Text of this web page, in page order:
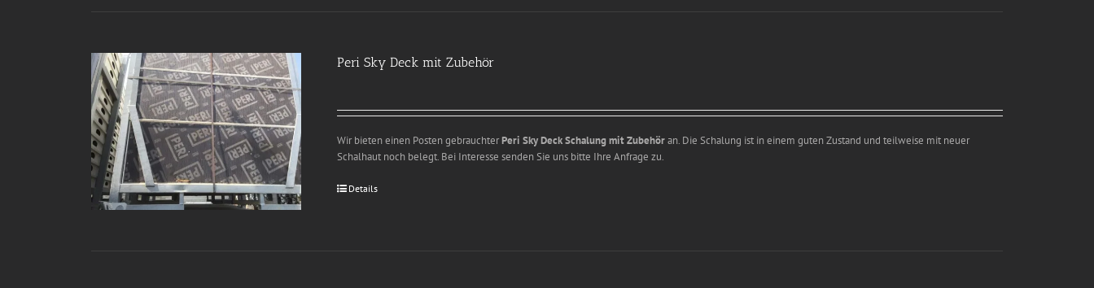
Peri Sky Deck mit Zubehör
Wir bieten einen Posten gebrauchterPeri Sky Deck Schalung mit Zubehöran. Die Schalung ist in einem guten Zustand und teilweise mit neuer
Schalhaut noch belegt. Bei Interesse senden Sie uns bitte Ihre Anfrage zu.
Details